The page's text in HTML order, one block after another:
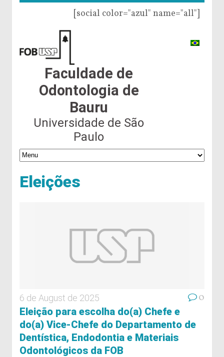
[social color="azul" name="all"]
Faculdade de
Odontologia de
Bauru
Universidade de São
Paulo
Eleições
6 de August de 2025 0
Eleição para escolha do(a) Chefe e
do(a) Vice-Chefe do Departamento de
Dentística, Endodontia e Materiais
Odontológicos da FOB